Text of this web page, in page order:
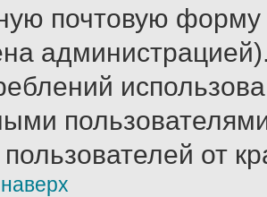
почтовую
от